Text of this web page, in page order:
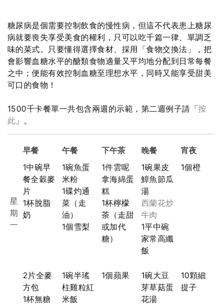
糖尿病是個需要控制飲食的慢性病，但這不代表患上糖尿
病就要喪失享受美食的權利，只可以吃千篇一律、單調乏
味的菜式。只要懂得選擇食材、採用「食物交換法」，把
會影響血糖水平的醣類食物適量又平均地分配到日常每餐
之中；便能有效控制血糖至理想水平，同時又能享受甜美
可口的食物！
1500千卡餐單一共包含兩週的示範，第二週例子請「按
此 」。
早餐 午餐 下午茶 晚餐 宵夜
星
期
一
1中碗早
餐全穀麥
片
1杯脫脂
奶
1碗魚蛋
米粉
1碟灼通
菜（走
油）
1個雪梨
1件雲呢
拿海綿蛋
糕
1杯檸檬
茶（走甜
或加代
糖）
1碗果皮
鱆魚節瓜
湯
西蘭花炒
牛肉
1平中碗
家常高纖
飯
1個橙
2片全麥
方包
1杯無糖
1碗半瑤
柱雞粒紅
米飯
1個蘋果
1碗大豆
芽草菇蛋
花湯
10顆細
提子